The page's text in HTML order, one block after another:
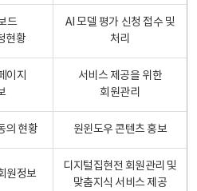
드
현황
AI 모델 평가 신청 접수 및
처리
이지
서비스 제공을 위한
회원관리
의 현황 원윈도우 콘텐츠 홍보
원정보
디지털집현전 회원관리 및
맞춤지식 서비스 제공